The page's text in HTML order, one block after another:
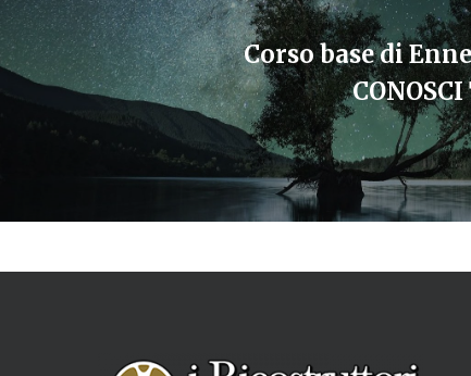
Corso base di
CONOSCI